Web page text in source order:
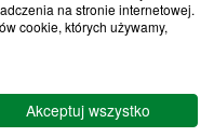
na stronie internetowej.
cookie, których używamy,
Akceptuj wszystko
i grypa